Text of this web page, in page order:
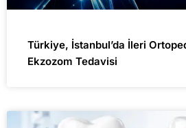
Türkiye, İstanbul’da İleri
Ekzozom Tedavisi